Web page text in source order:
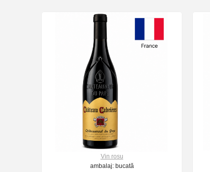
Vin rosu
ambalaj: bucată